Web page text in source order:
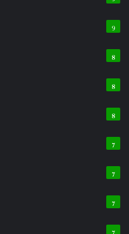
9
8
8
8
7
7
7